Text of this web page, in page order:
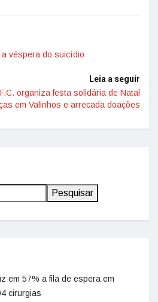
véspera do suicídio
Leia a seguir
organiza festa solidária de Natal
em Valinhos e arrecada doações
Pesquisar
em 57% a fila de espera em
cirurgias